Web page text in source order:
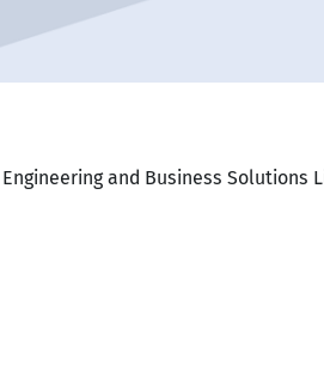
and Business Solutions